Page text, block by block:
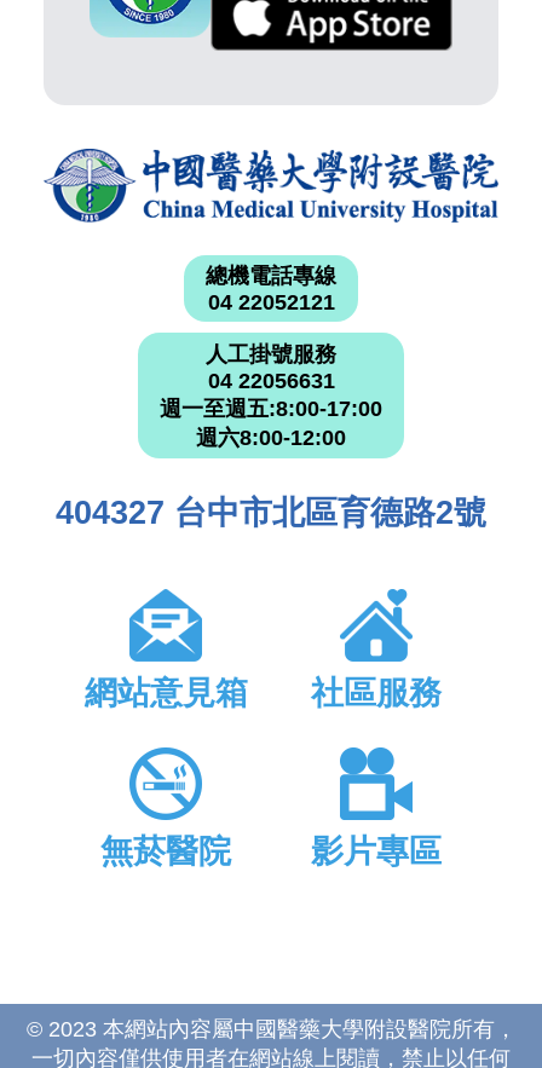
總機電話專線
04 22052121
人工掛號服務
04 22056631
週一至週五:8:00-17:00
週六8:00-12:00
404327 台中市北區育德路2號
網站意見箱 社區服務
無菸醫院 影片專區
© 2023 本網站內容屬中國醫藥大學附設醫院所有，
一切內容僅供使用者在網站線上閱讀，禁止以任何